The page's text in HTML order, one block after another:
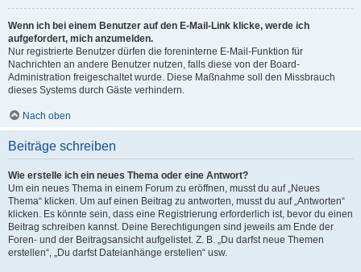
Wenn ich bei einem Benutzer auf den E-Mail-Link klicke, werde ich
aufgefordert, mich anzumelden.
Nur registrierte Benutzer dürfen die foreninterne E-Mail-Funktion für
Nachrichten an andere Benutzer nutzen, falls diese von der Board-
Administration freigeschaltet wurde. Diese Maßnahme soll den Missbrauch
dieses Systems durch Gäste verhindern.
Nach oben
Beiträge schreiben
Wie erstelle ich ein neues Thema oder eine Antwort?
Um ein neues Thema in einem Forum zu eröffnen, musst du auf „Neues
Thema“ klicken. Um auf einen Beitrag zu antworten, musst du auf „Antworten“
klicken. Es könnte sein, dass eine Registrierung erforderlich ist, bevor du einen
Beitrag schreiben kannst. Deine Berechtigungen sind jeweils am Ende der
Foren- und der Beitragsansicht aufgelistet. Z. B. „Du darfst neue Themen
erstellen“, „Du darfst Dateianhänge erstellen“ usw.